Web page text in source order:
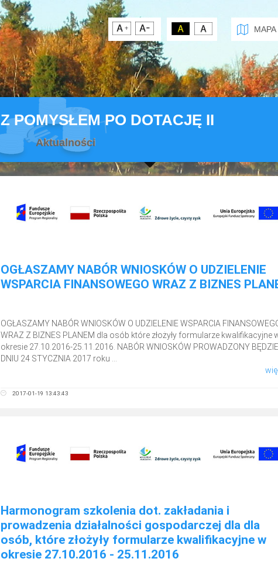
MAPA
Z POMYSŁEM PO DOTACJĘ II
Aktualności
OGŁASZAMY NABÓR WNIOSKÓW O UDZIELENIE
WSPARCIA FINANSOWEGO WRAZ Z BIZNES
OGŁASZAMY NABÓR WNIOSKÓW O UDZIELENIE WSPARCIA
WRAZ Z BIZNES PLANEM dla osób które złożyły formularze kwalifikacyjne
okresie 27.10.2016-25.11.2016. NABÓR WNIOSKÓW PROWADZONY
DNIU 24 STYCZNIA 2017 roku ...
2017-01-19 13:43:43
Harmonogram szkolenia dot. zakładania i
prowadzenia działalności gospodarczej dla dla
osób, które złożyły formularze kwalifikacyjne w
okresie 27.10.2016 - 25.11.2016